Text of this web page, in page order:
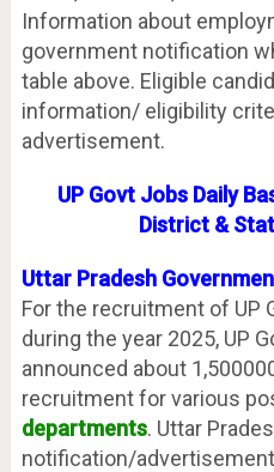
Information about
government notification
table above. Eligible
information/ eligibility
advertisement.
UP Govt Jobs Daily
District &
Uttar Pradesh
For the recruitment of UP
during the year 2025, UP
announced about
recruitment for various
departments. Uttar
notification/